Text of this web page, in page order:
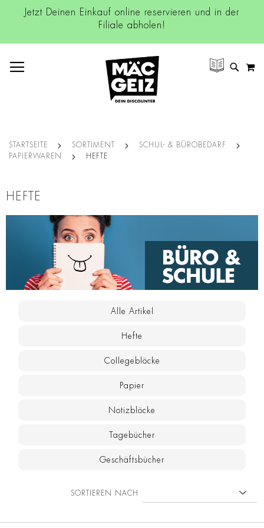
Jetzt Deinen Einkauf online reservieren und in der
Filiale abholen!
SUCHE
STARTSEITE SORTIMENT
SCHUL- & BÜROBEDARF
PAPIERWAREN
HEFTE
HEFTE
Alle Artikel
Hefte
Collegeblöcke
Papier
Notizblöcke
Tagebücher
Geschäftsbücher
SORTIEREN NACH